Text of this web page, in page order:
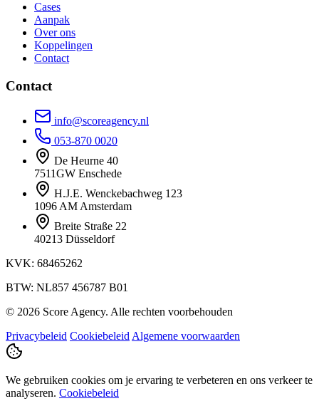
Cases
Aanpak
Over ons
Koppelingen
Contact
Contact
info@scoreagency.nl
053-870 0020
De Heurne 40
7511GW Enschede
H.J.E. Wenckebachweg 123
1096 AM Amsterdam
Breite Straße 22
40213 Düsseldorf
KVK: 68465262
BTW: NL857 456787 B01
© 2026 Score Agency. Alle rechten voorbehouden
Privacybeleid Cookiebeleid Algemene voorwaarden
We gebruiken cookies om je ervaring te verbeteren en ons verkeer te
analyseren. Cookiebeleid